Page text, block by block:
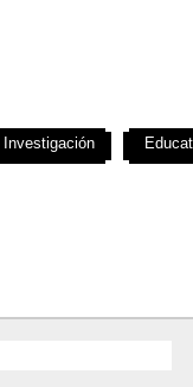
Investigación